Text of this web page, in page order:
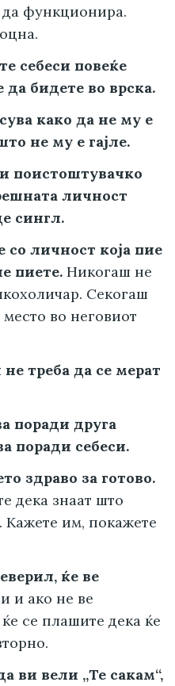
да функционира.
себеси повеќе
да бидете во врска.
како да не му е
не му е гајле.
поистоштувачко
личност
сингл.
со личност која пие
пиете. Никогаш не
Секогаш
во неговиот
треба да се мерат
поради друга
поради себеси.
здраво за готово.
дека знаат што
Кажете им, покажете
ќе ве
и ако не ве
се плашите дека ќе
ви вели „Те сакам“,